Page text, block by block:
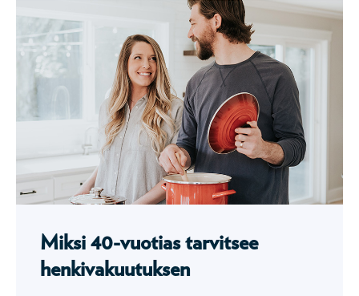
Miksi 40-vuotias tarvitsee
henkivakuutuksen